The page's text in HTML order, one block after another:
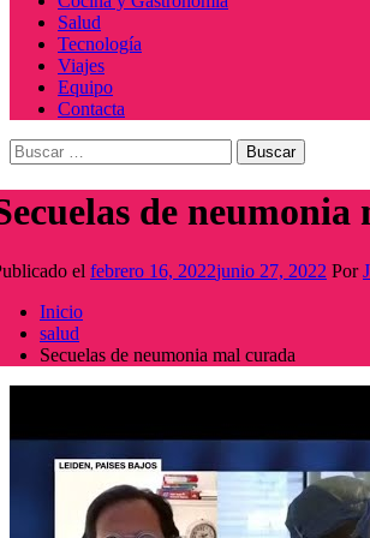
Salud
Tecnología
Viajes
Equipo
Contacta
Buscar:
de
el febrero 16, 2022junio 27, 2022 Por
Inicio
salud
Secuelas de neumonia mal curada